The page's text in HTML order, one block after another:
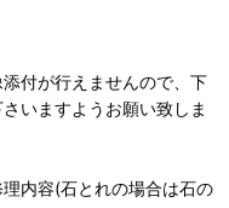
付が行えませんので、下
いますようお願い致しま
内容(石とれの場合は石の